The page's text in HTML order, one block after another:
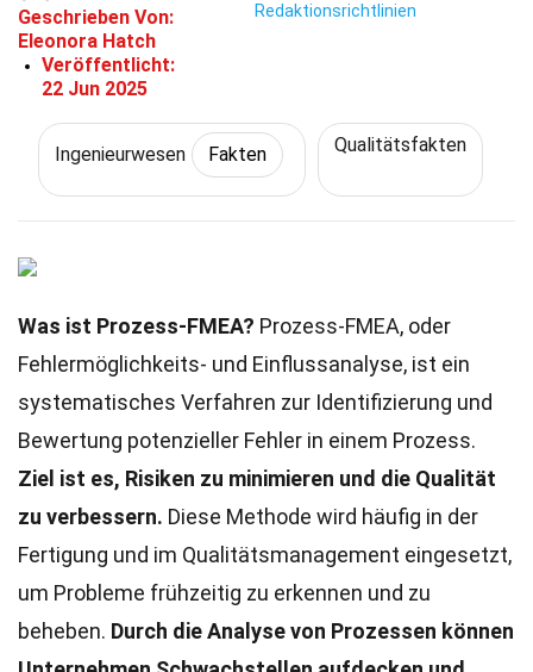
Geschrieben Von:
Eleonora Hatch
Veröffentlicht:
22 Jun 2025
Redaktionsrichtlinien
Ingenieurwesen Fakten Qualitätsfakten
Was ist Prozess-FMEA? Prozess-FMEA, oder
Fehlermöglichkeits- und Einflussanalyse, ist ein
systematisches Verfahren zur Identifizierung und
Bewertung potenzieller Fehler in einem Prozess.
Ziel ist es, Risiken zu minimieren und die Qualität
zu verbessern. Diese Methode wird häufig in der
Fertigung und im Qualitätsmanagement eingesetzt,
um Probleme frühzeitig zu erkennen und zu
beheben. Durch die Analyse von Prozessen können